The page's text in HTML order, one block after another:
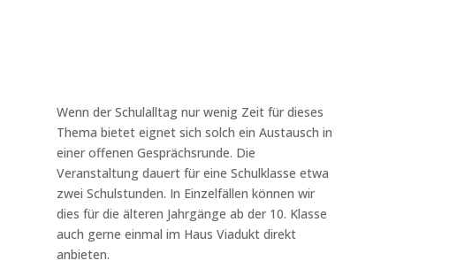
Wenn der Schulalltag nur wenig Zeit für dieses
Thema bietet eignet sich solch ein Austausch in
einer offenen Gesprächsrunde. Die
Veranstaltung dauert für eine Schulklasse etwa
zwei Schulstunden. In Einzelfällen können wir
dies für die älteren Jahrgänge ab der 10. Klasse
auch gerne einmal im Haus Viadukt direkt
anbieten.